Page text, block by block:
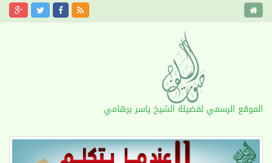
الموقع الرسمي لفضيلة الشيخ ياسر برهامي